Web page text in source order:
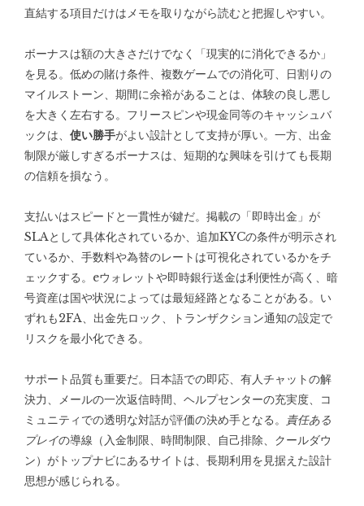
直結する項目だけはメモを取りながら読むと把握しやすい。
ボーナスは額の大きさだけでなく「現実的に消化できるか」
を見る。低めの賭け条件、複数ゲームでの消化可、日割りの
マイルストーン、期間に余裕があることは、体験の良し悪し
を大きく左右する。フリースピンや現金同等のキャッシュバ
ックは、 使い勝手がよい設計として支持が厚い。一方、出金
制限が厳しすぎるボーナスは、短期的な興味を引けても長期
の信頼を損なう。
支払いはスピードと一貫性が鍵だ。掲載の「即時出金」が
SLAとして具体化されているか、追加KYCの条件が明示され
ているか、手数料や為替のレートは可視化されているかをチ
ェックする。eウォレットや即時銀行送金は利便性が高く、暗
号資産は国や状況によっては最短経路となることがある。い
ずれも2FA、出金先ロック、トランザクション通知の設定で
リスクを最小化できる。
サポート品質も重要だ。日本語での即応、有人チャットの解
決力、メールの一次返信時間、ヘルプセンターの充実度、コ
ミュニティでの透明な対話が評価の決め手となる。
責任ある
プレイの導線（入金制限、時間制限、自己排除、クールダウ
ン）がトップナビにあるサイトは、長期利用を見据えた設計
思想が感じられる。